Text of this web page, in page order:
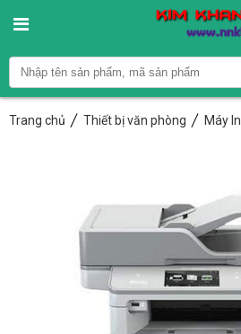
Trang chủ Thiết bị văn phòng Máy In